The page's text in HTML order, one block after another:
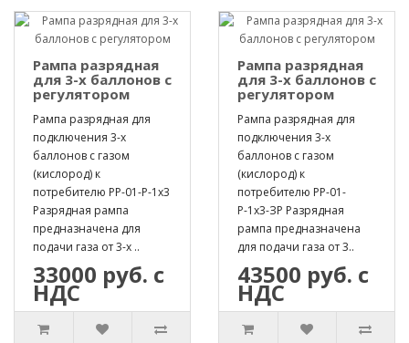
Рампа разрядная
для 3-х баллонов с
регулятором
Рампа разрядная для
подключения 3-х
баллонов с газом
(кислород) к
потребителю РР-01-Р-1х3
Разрядная рампа
предназначена для
подачи газа от 3-х ..
33000 руб. с
НДС
Рампа разрядная
для 3-х баллонов с
регулятором
Рампа разрядная для
подключения 3-х
баллонов с газом
(кислород) к
потребителю РР-01-
Р-1х3-ЗР Разрядная
рампа предназначена
для подачи газа от 3..
43500 руб. с
НДС